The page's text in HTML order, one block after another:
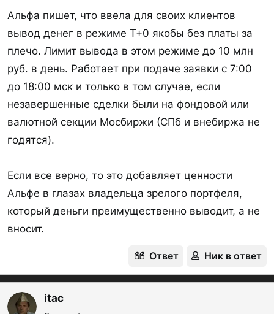
Альфа пишет, что ввела для своих клиентов
вывод денег в режиме T+0 якобы без платы за
плечо. Лимит вывода в этом режиме до 10 млн
руб. в день. Работает при подаче заявки с 7:00
до 18:00 мск и только в том случае, если
незавершенные сделки были на фондовой или
валютной секции Мосбиржи (СПб и внебиржа не
годятся).
Если все верно, то это добавляет ценности
Альфе в глазах владельца зрелого портфеля,
который деньги преимущественно выводит, а не
вносит.
Ответ Ник в ответ
itac